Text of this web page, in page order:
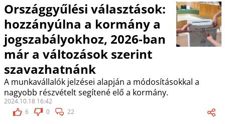
Országgyűlési választások:
hozzányúlna a kormány a
jogszabályokhoz, 2026-ban
már a változások szerint
szavazhatnánk
A munkavállalók jelzései alapján a módosításokkal a
nagyobb részvételt segítené elő a kormány.
2024.10.18 16:42
6
0 22